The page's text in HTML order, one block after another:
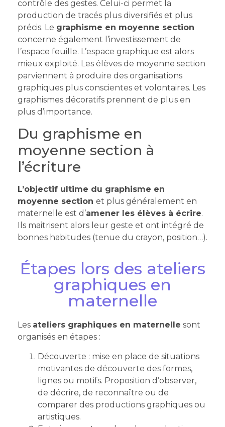
contrôle des gestes. Celui-ci permet la
production de tracés plus diversifiés et plus
précis. Le graphisme en moyenne section
concerne également l’investissement de
l’espace feuille. L’espace graphique est alors
mieux exploité. Les élèves de moyenne section
parviennent à produire des organisations
graphiques plus conscientes et volontaires. Les
graphismes décoratifs prennent de plus en
plus d’importance.
Du graphisme en
moyenne section à
l’écriture
L’objectif ultime du graphisme en
moyenne section et plus généralement en
maternelle est d’amener les élèves à écrire.
Ils maitrisent alors leur geste et ont intégré de
bonnes habitudes (tenue du crayon, position…).
Étapes lors des ateliers
graphiques en
maternelle
Les ateliers graphiques en maternelle sont
organisés en étapes :
Découverte : mise en place de situations
motivantes de découverte des formes,
lignes ou motifs. Proposition d’observer,
de décrire, de reconnaître ou de
comparer des productions graphiques ou
artistiques.